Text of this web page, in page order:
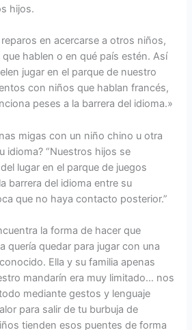
hijos.
en acercarse a otros niños,
hablen o en qué país estén. Así
jugar en el parque de nuestro
con niños que hablan francés,
peses a la barrera del idioma.»
migas con un niño chino u otra
idioma? “Nuestros hijos se
lugar en el parque de juegos
barrera del idioma entre su
que no haya contacto posterior.”
la forma de hacer que
quería quedar para jugar con una
Ella y su familia apenas
mandarín era muy limitado… nos
mediante gestos y lenguaje
para salir de tu burbuja de
tienden esos puentes de forma